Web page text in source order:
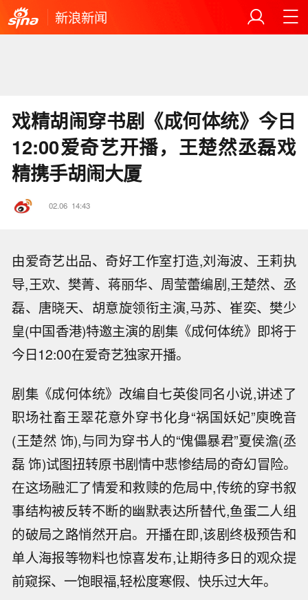
新浪新闻
戏精胡闹穿书剧《成何体统》今日
12:00爱奇艺开播，王楚然丞磊戏
精携手胡闹大厦
02.06 14:43
由爱奇艺出品、奇好工作室打造,刘海波、王莉执
导,王欢、樊菁、蒋丽华、周莹蕾编剧,王楚然、丞
磊、唐晓天、胡意旋领衔主演,马苏、崔奕、樊少
皇(中国香港)特邀主演的剧集《成何体统》即将于
今日12:00在爱奇艺独家开播。
剧集《成何体统》改编自七英俊同名小说,讲述了
职场社畜王翠花意外穿书化身“祸国妖妃”庾晚音
(王楚然 饰),与同为穿书人的“傀儡暴君”夏侯澹(丞
磊 饰)试图扭转原书剧情中悲惨结局的奇幻冒险。
在这场融汇了情爱和救赎的危局中,传统的穿书叙
事结构被反转不断的幽默表达所替代,鱼蛋二人组
的破局之路悄然开启。开播在即,该剧终极预告和
单人海报等物料也惊喜发布,让期待多日的观众提
前窥探、一饱眼福,轻松度寒假、快乐过大年。